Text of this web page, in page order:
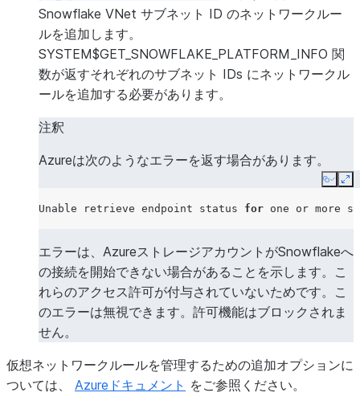
Snowflake VNet サブネット ID のネットワークルー
ルを追加します。
SYSTEM$GET_SNOWFLAKE_PLATFORM_INFO 関
数が返すそれぞれのサブネット IDs にネットワークル
ールを追加する必要があります。
注釈
Azureは次のようなエラーを返す場合があります。
Copy
Unable retrieve endpoint status for one or more
エラーは、AzureストレージアカウントがSnowflakeへ
の接続を開始できない場合があることを示します。こ
れらのアクセス許可が付与されていないためです。こ
のエラーは無視できます。許可機能はブロックされま
せん。
仮想ネットワークルールを管理するための追加オプションに
ついては、 Azureドキュメント をご参照ください。